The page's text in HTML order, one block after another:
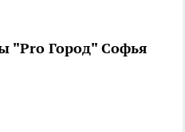
"Pro Город" Софья